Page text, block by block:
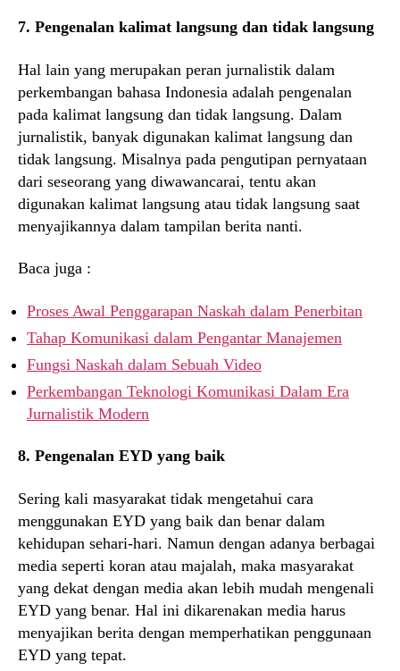
7. Pengenalan kalimat langsung dan tidak langsung
Hal lain yang merupakan peran jurnalistik dalam
perkembangan bahasa Indonesia adalah pengenalan
pada kalimat langsung dan tidak langsung. Dalam
jurnalistik, banyak digunakan kalimat langsung dan
tidak langsung. Misalnya pada pengutipan pernyataan
dari seseorang yang diwawancarai, tentu akan
digunakan kalimat langsung atau tidak langsung saat
menyajikannya dalam tampilan berita nanti.
Baca juga :
Proses Awal Penggarapan Naskah dalam Penerbitan
Tahap Komunikasi dalam Pengantar Manajemen
Fungsi Naskah dalam Sebuah Video
Perkembangan Teknologi Komunikasi Dalam Era
Jurnalistik Modern
8. Pengenalan EYD yang baik
Sering kali masyarakat tidak mengetahui cara
menggunakan EYD yang baik dan benar dalam
kehidupan sehari-hari. Namun dengan adanya berbagai
media seperti koran atau majalah, maka masyarakat
yang dekat dengan media akan lebih mudah mengenali
EYD yang benar. Hal ini dikarenakan media harus
menyajikan berita dengan memperhatikan penggunaan
EYD yang tepat.